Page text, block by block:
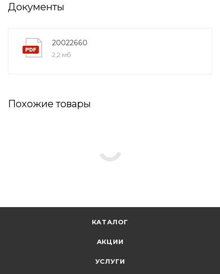
Документы
20022660
2,2 мб
Похожие товары
КАТАЛОГ
АКЦИИ
УСЛУГИ